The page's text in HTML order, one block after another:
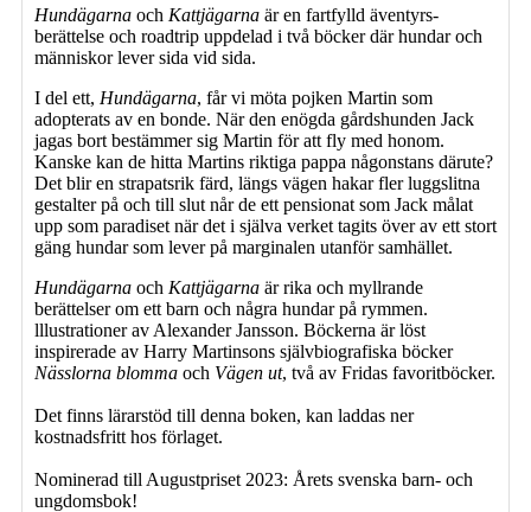
Hundägarna och Kattjägarna är en fartfylld äventyrs-
berättelse och roadtrip uppdelad i två böcker där hundar och
människor lever sida vid sida.
I del ett, Hundägarna, får vi möta pojken Martin som
adopterats av en bonde. När den enögda gårdshunden Jack
jagas bort bestämmer sig Martin för att fly med honom.
Kanske kan de hitta Martins riktiga pappa någonstans därute?
Det blir en strapatsrik färd, längs vägen hakar fler luggslitna
gestalter på och till slut når de ett pensionat som Jack målat
upp som paradiset när det i själva verket tagits över av ett stort
gäng hundar som lever på marginalen utanför samhället.
Hundägarna och Kattjägarna är rika och myllrande
berättelser om ett barn och några hundar på rymmen.
lllustrationer av Alexander Jansson. Böckerna är löst
inspirerade av Harry Martinsons självbiografiska böcker
Nässlorna blomma och Vägen ut, två av Fridas favoritböcker.
Det finns lärarstöd till denna boken, kan laddas ner
kostnadsfritt hos förlaget.
Nominerad till Augustpriset 2023: Årets svenska barn- och
ungdomsbok!